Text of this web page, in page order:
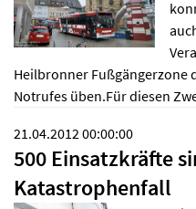
Heilbronner Fußgängerzone
Notrufes üben.Für diesen
21.04.2012 00:00:00
500 Einsatzkräfte
Katastrophenfall